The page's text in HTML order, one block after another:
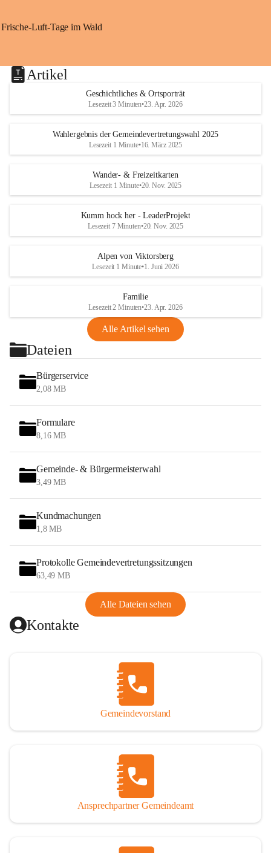
Frische-Luft-Tage im Wald
Artikel
Geschichtliches & Ortsporträt
Lesezeit 3 Minuten•23. Apr. 2026
Wahlergebnis der Gemeindevertretungswahl 2025
Lesezeit 1 Minute•16. März 2025
Wander- & Freizeitkarten
Lesezeit 1 Minute•20. Nov. 2025
Kumm hock her - LeaderProjekt
Lesezeit 7 Minuten•20. Nov. 2025
Alpen von Viktorsberg
Lesezeit 1 Minute•1. Juni 2026
Familie
Lesezeit 2 Minuten•23. Apr. 2026
Alle Artikel sehen
Dateien
Bürgerservice
2,08 MB
Formulare
8,16 MB
Gemeinde- & Bürgermeisterwahl
3,49 MB
Kundmachungen
1,8 MB
Protokolle Gemeindevertretungssitzungen
63,49 MB
Alle Dateien sehen
Kontakte
Gemeindevorstand
Ansprechpartner Gemeindeamt